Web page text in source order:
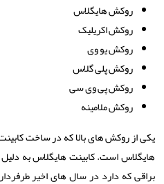
روکش هایگلاس
روکش اکریلیک
روکش یو وی
روکش پلی گلاس
روکش پی وی سی
روکش ملامینه
یکی از روکشهای بالا که در ساخت کابینت
هایگلاس است. کابینت هایگلاس به
براقی که دارد در سال‌ های اخیر